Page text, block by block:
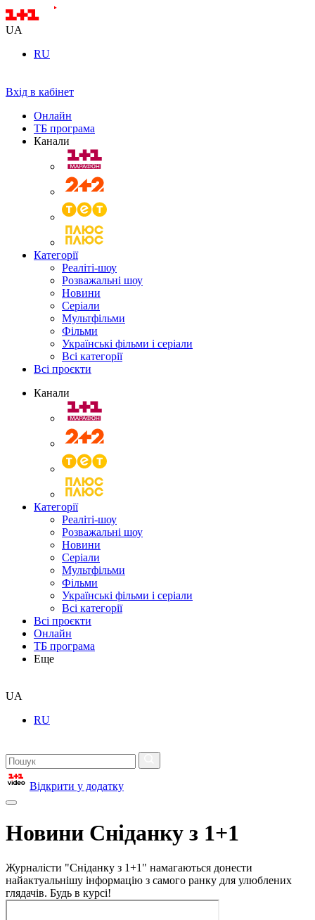
UA
RU
Вхід в кабінет
Онлайн
ТБ програма
Канали
Категорії
Реаліті-шоу
Розважальні шоу
Новини
Серіали
Мультфільми
Фільми
Українські фільми і серіали
Всі категорії
Всі проєкти
Канали
Категорії
Реаліті-шоу
Розважальні шоу
Новини
Серіали
Мультфільми
Фільми
Українські фільми і серіали
Всі категорії
Всі проєкти
Онлайн
ТБ програма
Еще
UA
RU
Відкрити у додатку
Новини Сніданку з 1+1
Журналісти "Сніданку з 1+1" намагаються донести
найактуальнішу інформацію з самого ранку для улюблених
глядачів. Будь в курсі!